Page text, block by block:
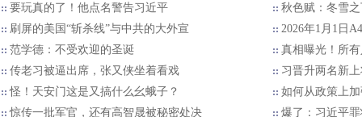
要玩真的了！他点名警告习近平
秋色赋：冬雪
刷屏的美国“斩杀线”与中共的大外宣
2026年1月1日
范学德：不受欢迎的圣诞
真相曝光！所
传老习被逼出席，张又侠坐着看戏
习晋升两名新
怪！天安门这是又搞什么幺蛾子？
如何从政策上
惊传一批军官，还有高智晟被秘密处决
爆了：习近平